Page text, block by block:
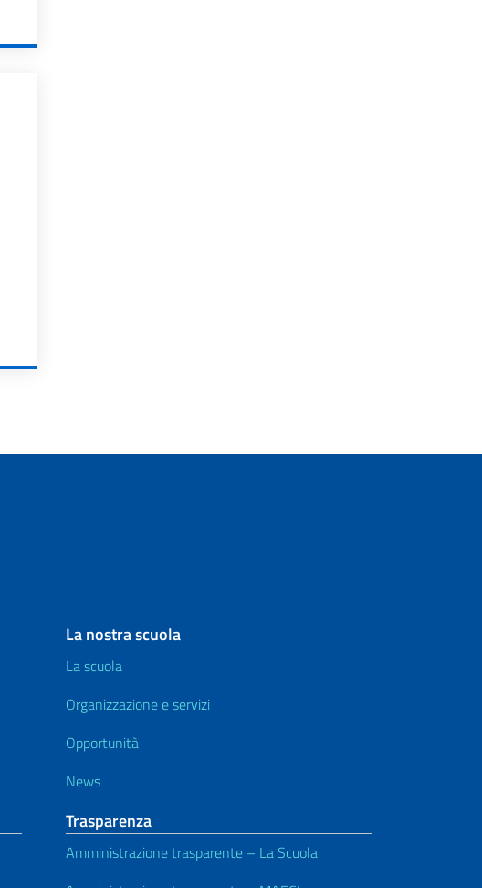
La nostra scuola
La scuola
Organizzazione e servizi
Opportunità
News
Trasparenza
Amministrazione trasparente – La Scuola